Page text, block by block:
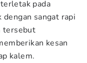
pada
sangat rapi
tersebut
kesan
kalem.